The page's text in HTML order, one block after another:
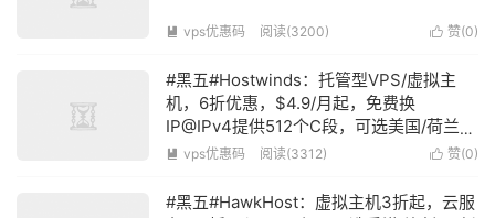
 赞(0)
 vps优惠码 阅读(3200)
#黑五#Hostwinds：托管型VPS/虚拟主
机，6折优惠，$4.9/月起，免费换
IP@IPv4提供512个C段，可选美国/荷兰机
房
 赞(0)
 vps优惠码 阅读(3312)
#黑五#HawkHost：虚拟主机3折起，云服